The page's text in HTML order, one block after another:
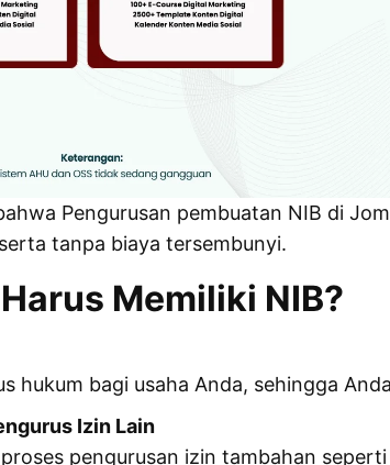
Pengurusan pembuatan NIB di
tanpa biaya tersembunyi.
Memiliki NIB?
hukum bagi usaha Anda, sehingga
Izin Lain
pengurusan izin tambahan